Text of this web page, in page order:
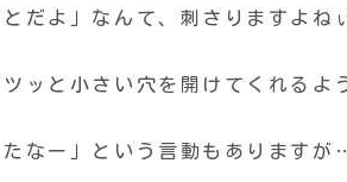
だよ」なんて、刺さりますよね
ッと小さい穴を開けてくれるよ
なー」という言動もありますが